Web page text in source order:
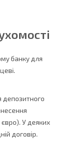
банку для
депозитного
євро). У деяких
договір.